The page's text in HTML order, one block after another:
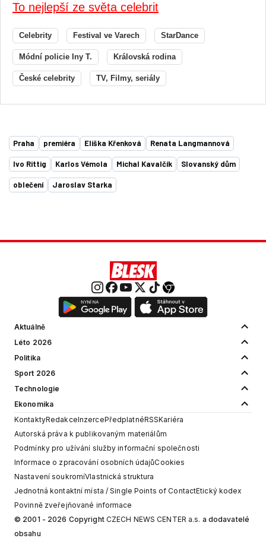
To nejlepší ze světa celebrit
Celebrity Festival ve Varech StarDance
Módní policie Iny T. Královská rodina
České celebrity TV, Filmy, seriály
Praha premiéra Eliška Křenková Renata Langmannová
Ivo Rittig Karlos Vémola Michal Kavalčík Slovanský dům
oblečení Jaroslav Starka
Aktuálně
Léto 2026
Politika
Sport 2026
Technologie
Ekonomika
KontaktyRedakceInzercePředplatnéRSSKariéra
Autorská práva k publikovaným materiálům
Podmínky pro užívání služby informační společnosti
Informace o zpracování osobních údajůCookies
Nastavení soukromíVlastnická struktura
Jednotná kontaktní místa / Single Points of ContactEtický kodex
Povinně zveřejňované informace
© 2001 - 2026 Copyright CZECH NEWS CENTER a.s. a dodavatelé
obsahu